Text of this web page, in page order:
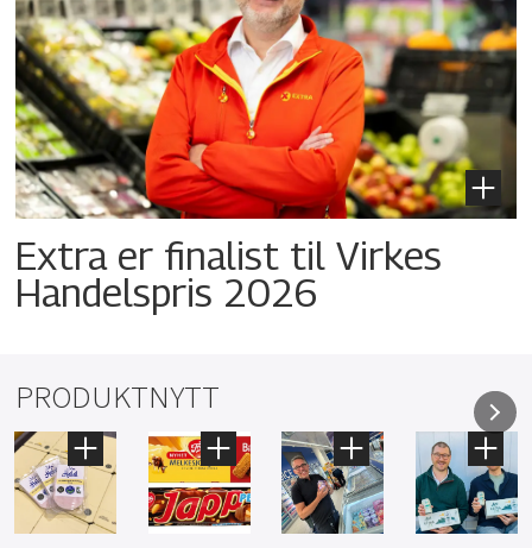
Extra er finalist til Virkes
Handelspris 2026
PRODUKTNYTT